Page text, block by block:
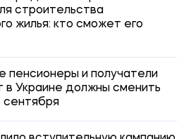
людей с инвалидностью в
одной группы
для защиты от призыва
объяснили, как частое
границы влияет на
налогового резидентства